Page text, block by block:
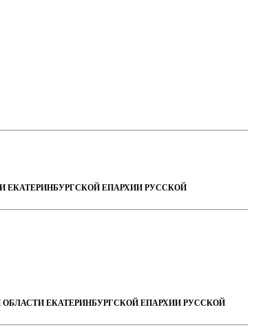
ЕКАТЕРИНБУРГСКОЙ ЕПАРХИИ РУССКОЙ
ЕКАТЕРИНБУРГСКОЙ ЕПАРХИИ РУССКОЙ